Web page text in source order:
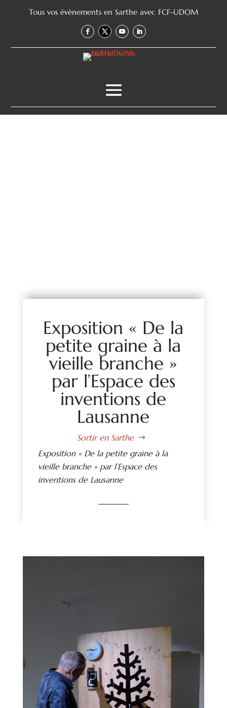
Tous vos évènements en Sarthe avec FCF-UDOM
Exposition « De la
petite graine à la
vieille branche »
par l’Espace des
inventions de
Lausanne
Sortir en Sarthe $
Exposition « De la petite graine à la
vieille branche » par l’Espace des
inventions de Lausanne